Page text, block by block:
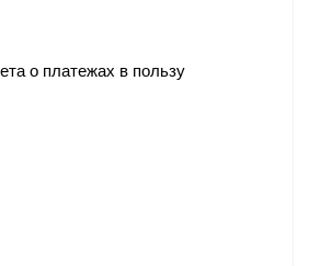
о платежах в пользу